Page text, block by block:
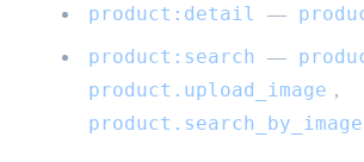
product:detail —
product:search
—
product.upload_image ,
product.search_by_image